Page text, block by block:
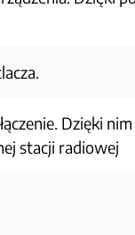
Dzięki
stacji radiowej